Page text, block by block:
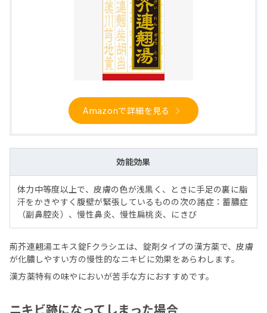
Amazonで詳細を見る
効能効果
体力中等度以上で、皮膚の色が浅黒く、ときに手足の裏に脂
汗をかきやすく腹壁が緊張しているものの次の諸症：蓄膿症
（副鼻腔炎）、慢性鼻炎、慢性扁桃炎、にきび
荊芥連翹湯エキス錠Fクラシエは、錠剤タイプの漢方薬で、皮膚
が化膿しやすい方の慢性的なニキビに効果をあらわします。
漢方薬特有の味やにおいが苦手な方におすすめです。
ニキビ跡になってしまった場合